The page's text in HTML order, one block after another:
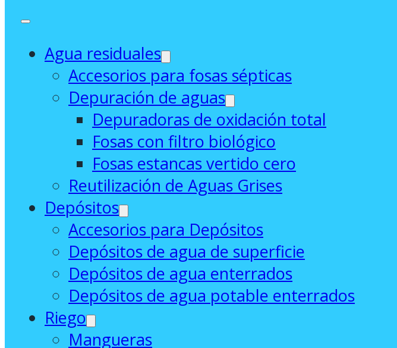
Agua residuales
Accesorios para fosas sépticas
Depuración de aguas
Depuradoras de oxidación total
Fosas con filtro biológico
Fosas estancas vertido cero
Reutilización de Aguas Grises
Depósitos
Accesorios para Depósitos
Depósitos de agua de superficie
Depósitos de agua enterrados
Depósitos de agua potable enterrados
Riego
Mangueras